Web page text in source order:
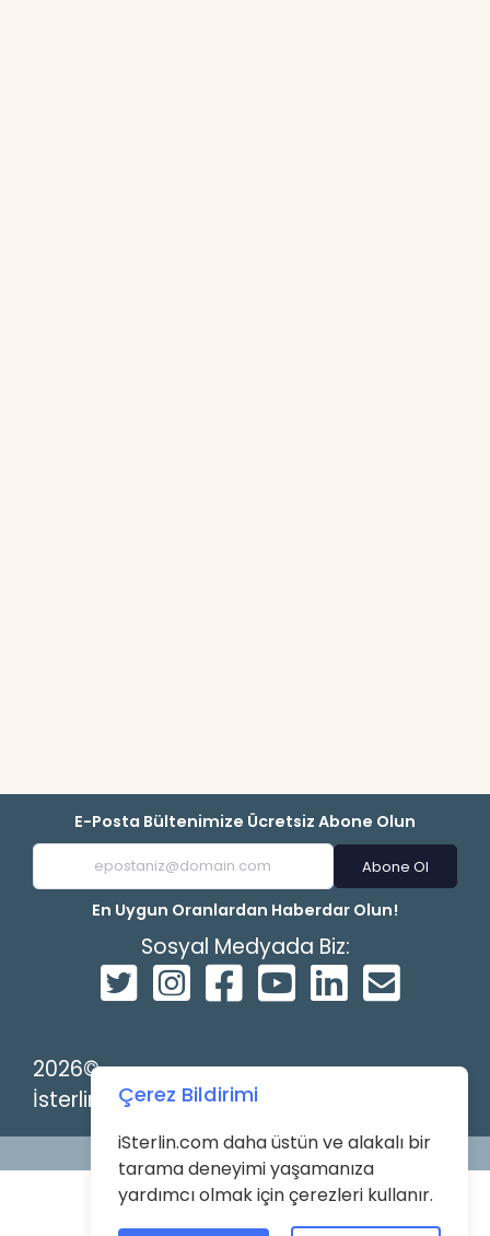
E-Posta Bültenimize Ücretsiz Abone Olun
Abone Ol
En Uygun Oranlardan Haberdar Olun!
Sosyal Medyada Biz:
2026©
İsterlin
Powered by
Çerez Bildirimi
iSterlin.com daha üstün ve alakalı bir
tarama deneyimi yaşamanıza
yardımcı olmak için çerezleri kullanır.